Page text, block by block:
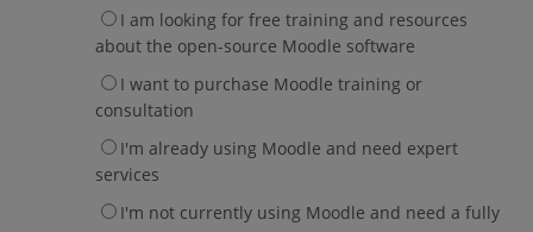
I am looking for free training and resources
about the open-source Moodle software
I want to purchase Moodle training or
consultation
I'm already using Moodle and need expert
services
I'm not currently using Moodle and need a fully